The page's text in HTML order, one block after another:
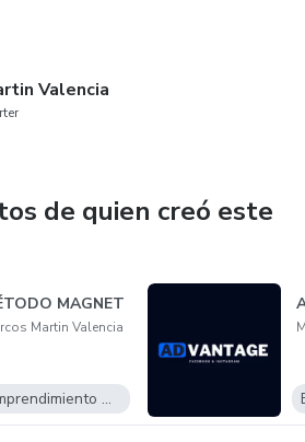
Valencia
de quien creó este
MAGNET
Martin Valencia
Emprendimiento Digital